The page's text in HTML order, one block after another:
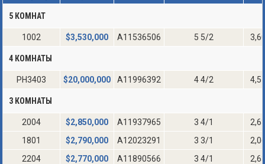
5 КОМНАТ
1002 $3,530,000 A11536506 5 5/2
4 КОМНАТЫ
PH3403 $20,000,000 A11996392 4 4/2
3 КОМНАТЫ
2004 $2,850,000 A11937965 3 4/1
1801
$2,790,000 A12023291 3 3/1
2204
$2,770,000 A11890566 3 4/1